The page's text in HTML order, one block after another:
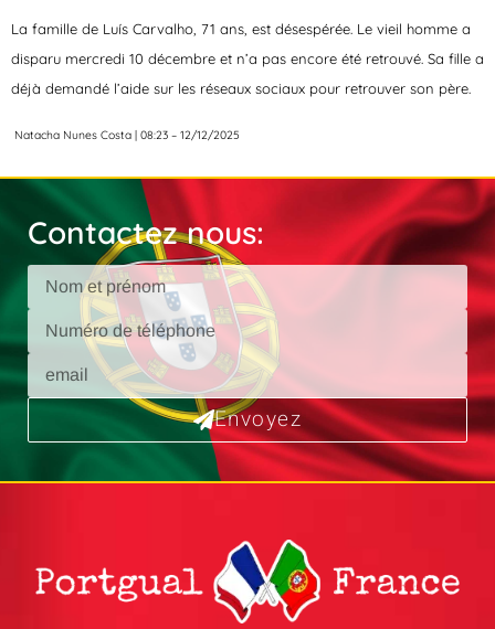
La famille de Luís Carvalho, 71 ans, est désespérée. Le vieil homme a
disparu mercredi 10 décembre et n’a pas encore été retrouvé. Sa fille a
déjà demandé l’aide sur les réseaux sociaux pour retrouver son père.
Natacha Nunes Costa | 08:23 – 12/12/2025
Contactez nous:
Envoyez